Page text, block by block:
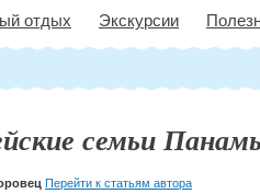
отдых Экскурсии
семьи
Перейти к статьям автора